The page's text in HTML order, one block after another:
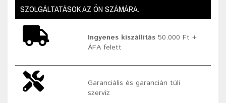
SZOLGÁLTATÁSOK AZ ÖN SZÁMÁRA.
Ingyenes kiszállítás 50.000 Ft +
ÁFA felett
Garanciális és garancián túli
szerviz